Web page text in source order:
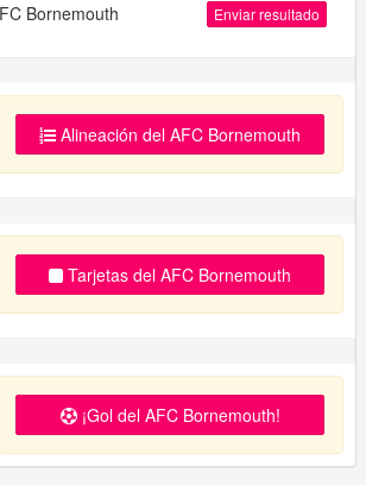
Bornemouth Enviar resultado
Alineación del AFC Bornemouth
Tarjetas del AFC Bornemouth
¡Gol del AFC Bornemouth!